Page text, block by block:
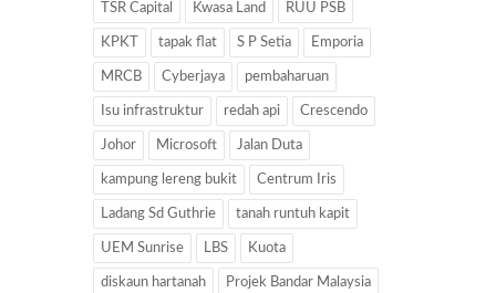
TSR Capital Kwasa Land RUU PSB
KPKT tapak flat S P Setia Emporia
MRCB Cyberjaya pembaharuan
Isu infrastruktur redah api Crescendo
Johor Microsoft Jalan Duta
kampung lereng bukit Centrum Iris
Ladang Sd Guthrie tanah runtuh kapit
UEM Sunrise LBS Kuota
diskaun hartanah Projek Bandar Malaysia